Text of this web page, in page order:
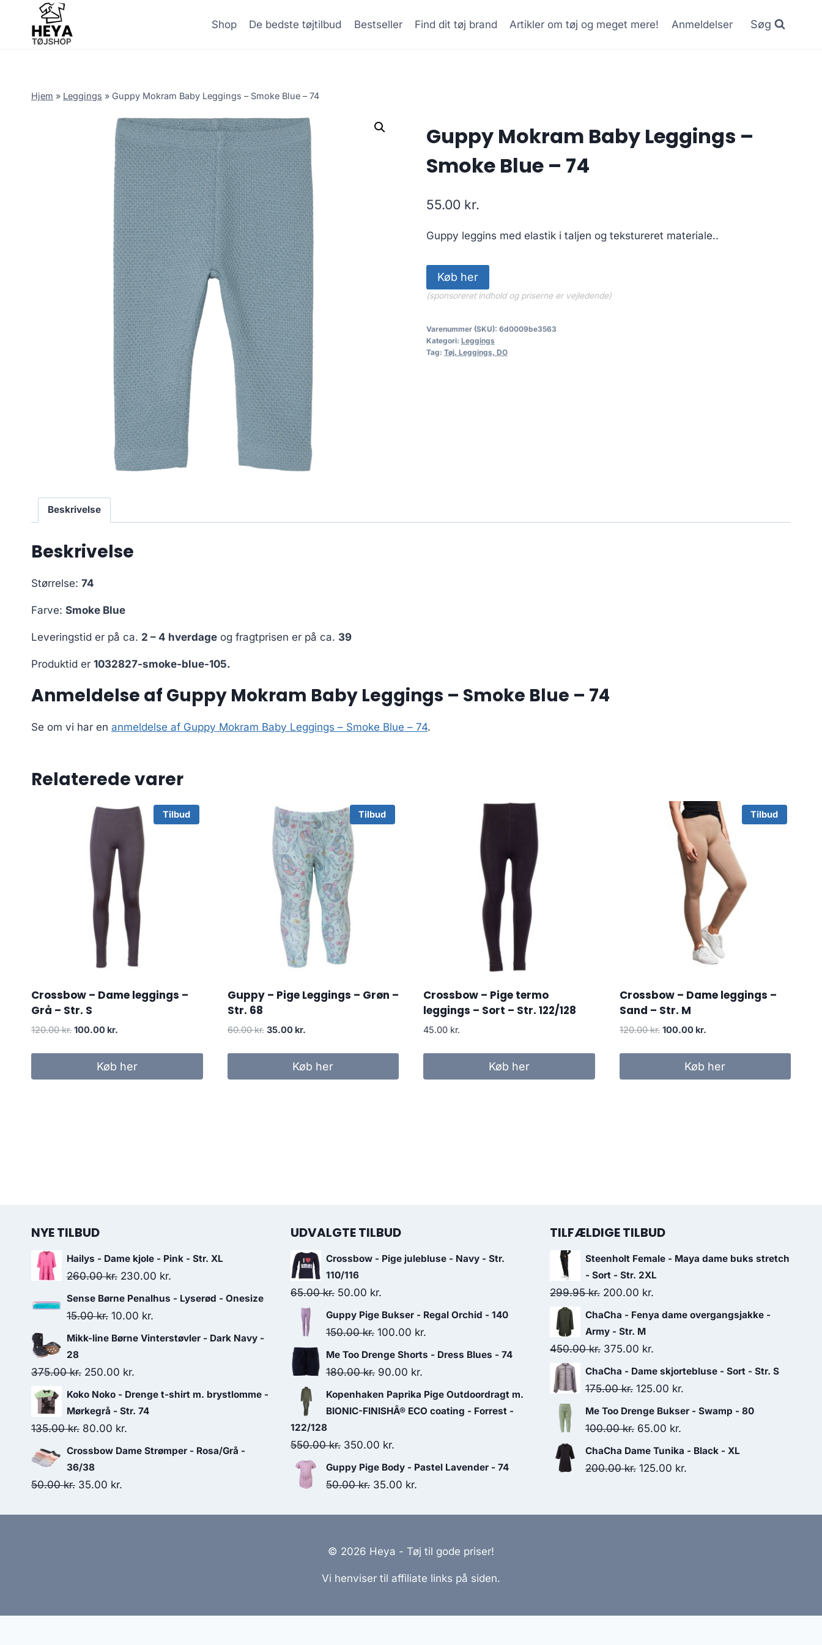
content
Shop De bedste tøjtilbud Bestseller Find dit tøj brand Artikler om tøj og meget mere! Anmeldelser Søg
Hjem » Leggings » Guppy Mokram Baby Leggings – Smoke Blue – 74
Guppy Mokram Baby Leggings –
Smoke Blue – 74
55.00 kr.
Guppy leggins med elastik i taljen og tekstureret materiale..
Køb her
(sponsoreret indhold og priserne er vejledende)
Varenummer (SKU): 6d0009be3563
Kategori: Leggings
Tag: Tøj, Leggings, DO
Beskrivelse
Beskrivelse
Størrelse: 74
Farve: Smoke Blue
Leveringstid er på ca. 2 – 4 hverdage og fragtprisen er på ca. 39
Produktid er 1032827-smoke-blue-105.
Anmeldelse af Guppy Mokram Baby Leggings – Smoke Blue – 74
Se om vi har en anmeldelse af Guppy Mokram Baby Leggings – Smoke Blue – 74.
Relaterede varer
Tilbud
Crossbow – Dame leggings –
Grå – Str. S
120.00kr. Original
120.00 kr..
100.00 kr.
100.00 kr..
Køb her
Tilbud
Guppy – Pige Leggings – Grøn –
Str. 68
60.00kr. Original
60.00 kr..
35.00 kr.Current
35.00 kr..
Køb her
Crossbow – Pige termo
leggings – Sort – Str. 122/128
45.00 kr.
Køb her
Tilbud
Crossbow – Dame leggings –
Sand – Str. M
120.00kr. Original
120.00 kr..
100.00 kr.Current
100.00 kr..
Køb her
NYE TILBUD
Hailys - Dame kjole - Pink - Str. XL
260.00kr. Original
price
was:
230.00 kr.
price
Sense Børne Penalhus - Lyserød - Onesize
15.00kr. Original
price
15.00 kr..
10.00 kr.
price
Mikk-line Børne Vinterstøvler - Dark Navy -
28
375.00kr. Original
price
was:
375.00 kr..
250.00 kr.
price
is:
Koko Noko - Drenge t-shirt m. brystlomme -
Mørkegrå - Str. 74
135.00kr. Original
price
was:
135.00 kr..
80.00 kr.
price
Crossbow Dame Strømper - Rosa/Grå -
36/38
50.00kr. Original
35.00 kr.
UDVALGTE TILBUD
Crossbow - Pige julebluse - Navy - Str.
110/116
65.00kr. Original
price
was:
50.00 kr.
price
is:
Guppy Pige Bukser - Regal Orchid - 140
150.00kr. Original
price
was:
100.00 kr.
price
Me Too Drenge Shorts - Dress Blues - 74
180.00kr. Original
price
was:
90.00 kr.
price
is:
Kopenhaken Paprika Pige Outdoordragt m.
BIONIC-FINISHÂ® ECO coating - Forrest -
122/128
550.00kr. Original
price
was:
350.00 kr.
price
is:
Guppy Pige Body - Pastel Lavender - 74
50.00kr. Original
35.00 kr.
TILFÆLDIGE TILBUD
Steenholt Female - Maya dame buks stretch
- Sort - Str. 2XL
299.95kr. Original
price
was:
299.95 kr..
200.00 kr.
price
ChaCha - Fenya dame overgangsjakke -
Army - Str. M
450.00kr. Original
price
was:
375.00 kr.
price
is:
ChaCha - Dame skjortebluse - Sort - Str. S
175.00kr. Original
price
was:
125.00 kr.
price
Me Too Drenge Bukser - Swamp - 80
100.00kr. Original
price
was:
65.00 kr.
price
is:
ChaCha Dame Tunika - Black - XL
200.00kr. Original
125.00 kr.
© 2026 Heya - Tøj til gode priser!
Vi henviser til affiliate links på siden.